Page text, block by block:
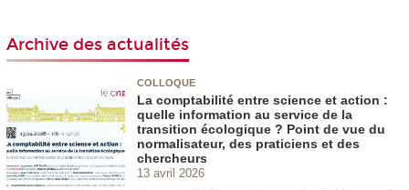
Archive des actualités
COLLOQUE
La comptabilité entre science et action :
quelle information au service de la
transition écologique ? Point de vue du
normalisateur, des praticiens et des
chercheurs
13 avril 2026